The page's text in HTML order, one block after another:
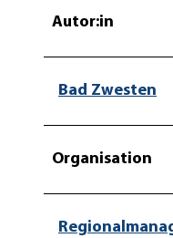
Autor:in
Bad Zwesten
Organisation